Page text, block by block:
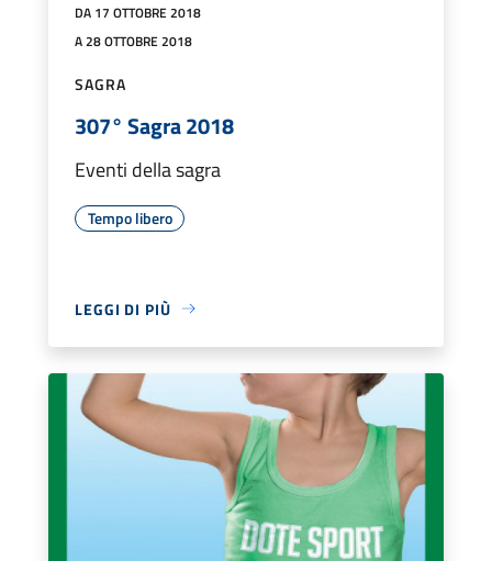
DA 17 OTTOBRE 2018
A 28 OTTOBRE 2018
SAGRA
307° Sagra 2018
Eventi della sagra
Tempo libero
LEGGI DI PIÙ